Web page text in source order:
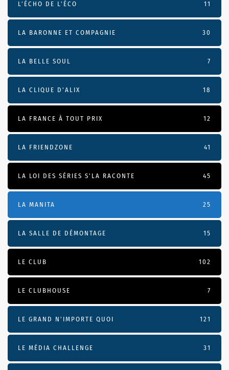
L’ÉCHO DE L’ÉCO 11
LA BARONNE ET COMPAGNIE 30
LA BELLE SOUL 7
LA CLIQUE D'ALIX 18
LA FRANCE À TOUT PRIX 12
LA FRIENDZONE 41
LA LOI DES SÉRIES S'LA RACONTE 45
LA MANITA 25
LA SALLE DE DÉMONTAGE 15
LE CLUB 102
LE CLUBHOUSE 7
LE GRAND N’IMPORTE QUOI 121
LE MÉDIA CHALLENGE 31